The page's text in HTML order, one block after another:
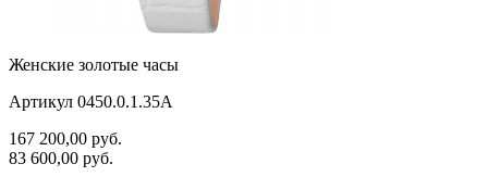
Женские золотые часы
Артикул 0450.0.1.35A
167 200,00 руб.
83 600,00 руб.